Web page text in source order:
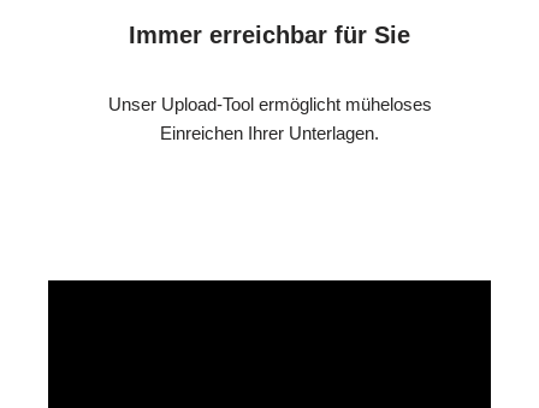
Immer erreichbar für Sie
Unser Upload-Tool ermöglicht müheloses
Einreichen Ihrer Unterlagen.